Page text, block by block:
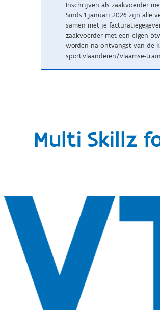
Inschrijven als zaakvoerder
Sinds 1 januari 2026 zijn alle
samen met je
zaakvoerder met een eigen
worden na ontvangst van de
sport.vlaanderen/vlaamse-